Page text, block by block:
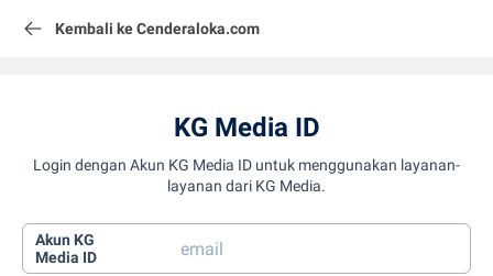
Kembali ke Cenderaloka.com
KG Media ID
Login dengan Akun KG Media ID untuk menggunakan layanan-
layanan dari KG Media.
Akun KG
Media ID